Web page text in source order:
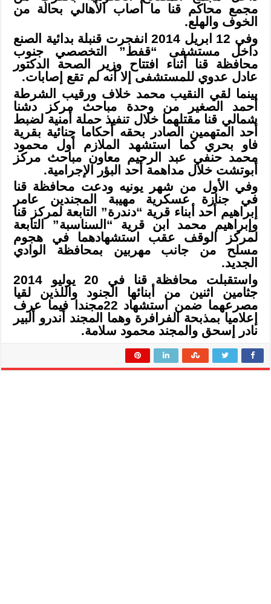
مجمع محاكم قنا ما أصاب الأهالي بحالة من
الخوف والهلع.
وفي 12 ابريل 2014 انفجرت قنبلة بدائية الصنع
داخل مستشفى “قفط” التخصصي جنوب
محافظة قنا أثناء افتتاح وزير الصحة الدكتور
عادل عدوي للمستشفى إلا أنه لم تقع إصابات.
بينما لقي النقيب محمد خلاف ورقيب الشرطة
أحمد الصغير من وحدة مباحث مركز دشنا
شمالي قنا مقتلهما خلال تنفيذ حملة أمنية لضبط
أحد المتهمين الصادر بحقه أحكاما جنائية بقرية
فاو بحري كما استشهد الملازم أول محمود
محمد حنفي عبد الرحيم معاون مباحث مركز
أبوتشت خلال مداهمة أحد البؤر الإجرامية.
وفي الأول من شهر يونيه ودعت محافظة قنا
في جنازة عسكرية مهيبة المجندين عامر
إبراهيم أحد أبناء قرية “دندرة” التابعة لمركز قنا
وإبراهيم محمد ابن قرية “السناسبة” التابعة
لمركز الوقف عقب استشهادهما في هجوم
مسلح من جانب مهربين بمحافظة الوادي
الجديد.
واستقبلت محافظة قنا في 20 يوليو 2014
جثامين اثنين من أبنائها الجنود واللذين لقيا
مصرعهما ضمن استشهاد 22مجندا فيما عرف
إعلاميا بمذبحة الفرافرة وهما المجند أندرو ألبير
نادر إسحق والمجند محمود سلامة.